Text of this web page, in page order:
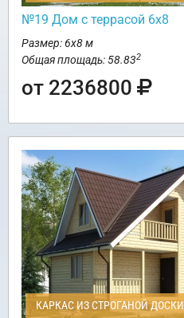
№19 Дом с террасой 6х8
Размер: 6х8 м
Общая площадь: 58.832
от 2236800
КАРКАС ИЗ СТРОГАНОЙ ДОСКИ